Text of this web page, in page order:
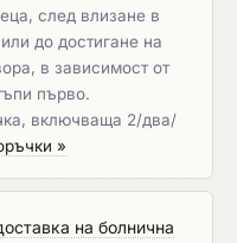
след влизане в
до достигане на
в зависимост от
първо.
включваща 2/два/
»
на болнична